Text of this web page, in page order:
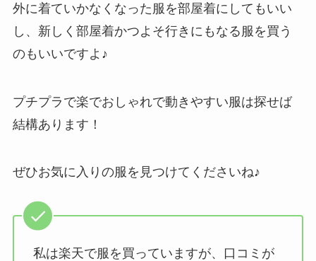
外に着ていかなくなった服を部屋着にしてもいい
し、新しく部屋着かつよそ行きにもなる服を買う
のもいいですよ♪
プチプラで楽でおしゃれで動きやすい服は探せば
結構あります！
ぜひお気に入りの服を見つけてくださいね♪
私は楽天で服を買っていますが、口コミが